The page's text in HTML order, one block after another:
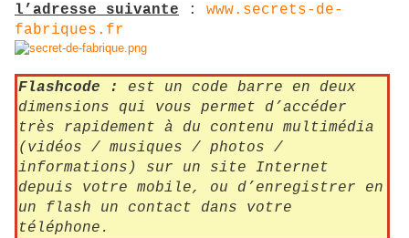
l’adresse suivante : www.secrets-de-
fabriques.fr
Flashcode :
est un code barre en deux
dimensions qui vous permet d’accéder
très rapidement à du contenu multimédia
(vidéos / musiques / photos /
informations) sur un site Internet
depuis votre mobile, ou d’enregistrer en
un flash un contact dans votre
téléphone.